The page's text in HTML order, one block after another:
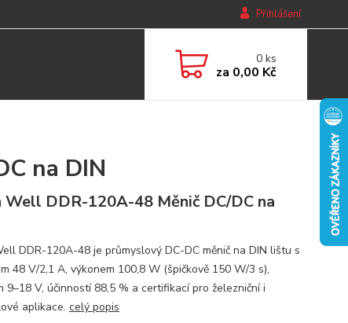
Přihlášení
0ks
za 0,00 Kč
na DIN
Well DDR-120A-48 Měnič DC/DC na
DDR-120A-48 je průmyslový DC-DC měnič na DIN lištu s
48 V/2,1 A, výkonem 100,8 W (špičkově 150 W/3 s),
9–18 V, účinností 88,5 % a certifikací pro železniční i
aplikace. celý popis